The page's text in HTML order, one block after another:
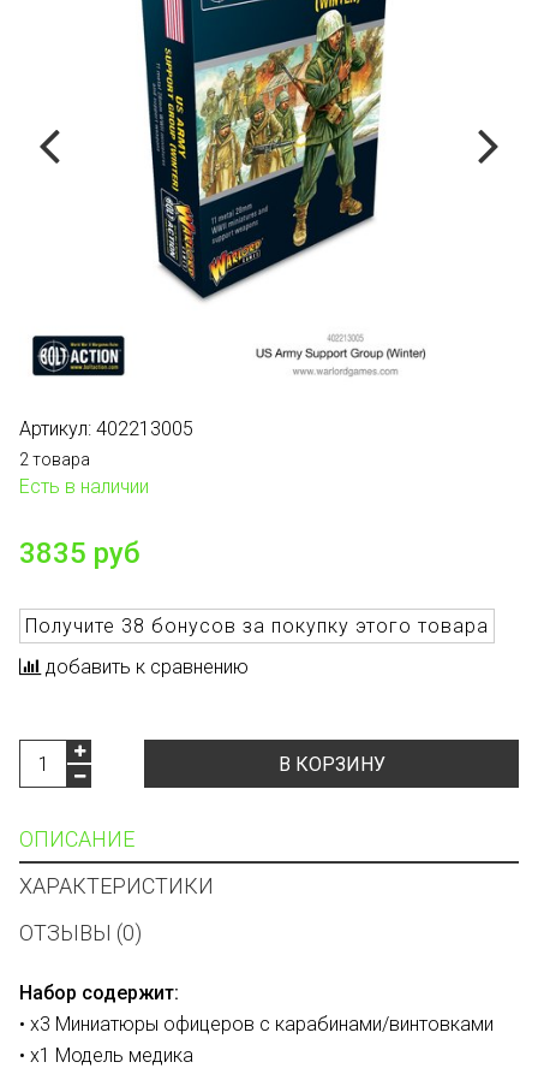
Артикул: 402213005
2 товара
Есть в наличии
3835 руб
Получите 38 бонусов за покупку этого товара
добавить к сравнению
В КОРЗИНУ
ОПИСАНИЕ
ХАРАКТЕРИСТИКИ
ОТЗЫВЫ (0)
Набор содержит:
• х3 Миниатюры офицеров с карабинами/винтовками
• х1 Модель медика